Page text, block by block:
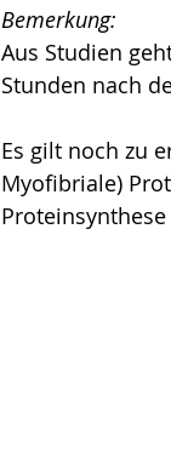
Bemerkung:
Aus Studien
Stunden nach
Es gilt noch zu
Myofibriale)